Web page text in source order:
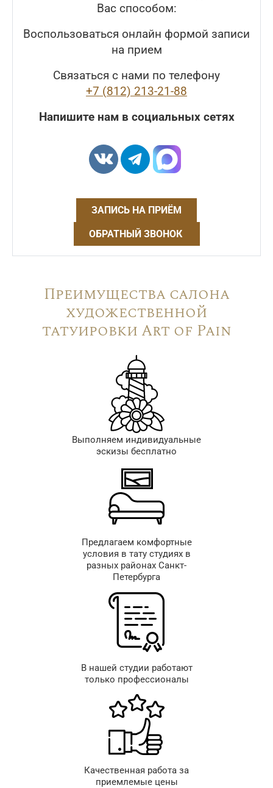
Вас способом:
Воспользоваться онлайн формой записи
на прием
Связаться с нами по телефону
+7 (812) 213-21-88
Напишите нам в социальных сетях
ЗАПИСЬ НА ПРИЁМ
ОБРАТНЫЙ ЗВОНОК
Преимущества салона
художественной
татуировки Art of Pain
Выполняем индивидуальные
эскизы бесплатно
Предлагаем комфортные
условия в тату студиях в
разных районах Санкт-
Петербурга
В нашей студии работают
только профессионалы
Качественная работа за
приемлемые цены